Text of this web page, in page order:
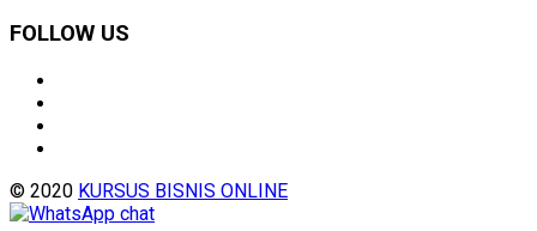
FOLLOW US
© 2020 KURSUS BISNIS ONLINE